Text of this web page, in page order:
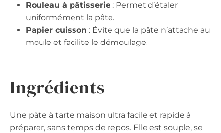
Rouleau à pâtisserie : Permet d’étaler
uniformément la pâte.
Papier cuisson : Évite que la pâte n’attache au
moule et facilite le démoulage.
Ingrédients
Une pâte à tarte maison ultra facile et rapide à
préparer, sans temps de repos. Elle est souple, se